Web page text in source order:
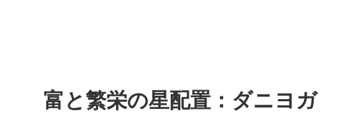
富と繁栄の星配置：ダニヨガ